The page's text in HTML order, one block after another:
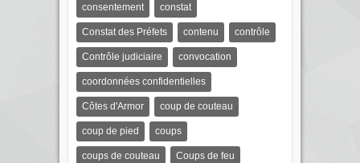
consentement constat
Constat des Préfets contenu contrôle
Contrôle judiciaire convocation
coordonnées confidentielles
Côtes d'Armor coup de couteau
coup de pied coups
coups de couteau Coups de feu